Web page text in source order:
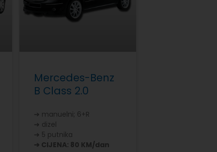
Mercedes-Benz
B Class 2.0
➔ manuelni; 6+R
➔ dizel
➔ 5 putnika
➔ CIJENA: 80 KM/dan